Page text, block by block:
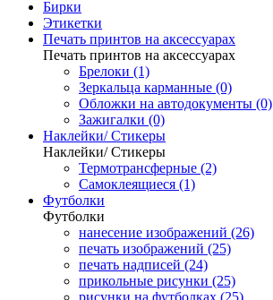
Бирки
Этикетки
Печать принтов на аксессуарах
Печать принтов на аксессуарах
Брелоки (1)
Зеркальца карманные (0)
Обложки на автодокументы (0)
Зажигалки (0)
Наклейки/ Стикеры
Наклейки/ Стикеры
Термотрансферные (2)
Самоклеящиеся (1)
Футболки
Футболки
нанесение изображений (26)
печать изображений (25)
печать надписей (24)
прикольные рисунки (25)
рисунки на футболках (25)